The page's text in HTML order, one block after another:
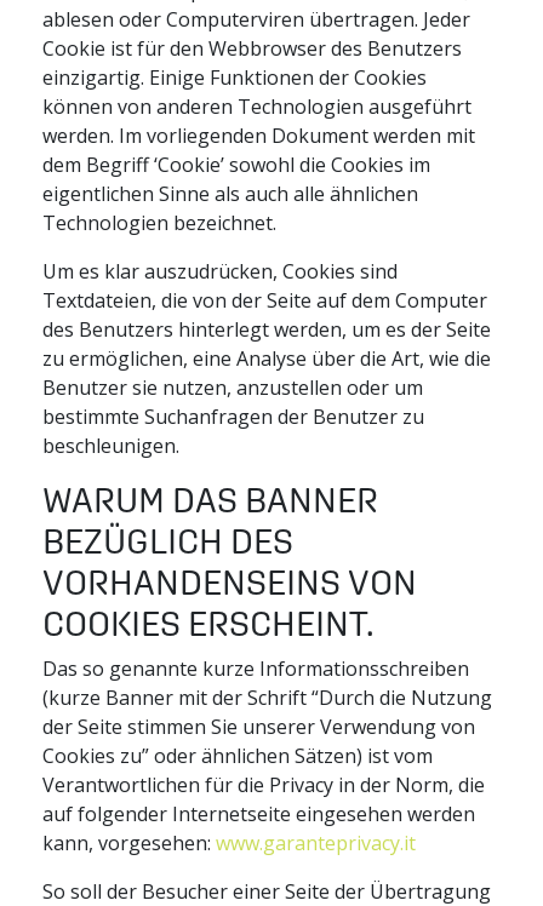
ablesen oder Computerviren übertragen. Jeder
Cookie ist für den Webbrowser des Benutzers
einzigartig. Einige Funktionen der Cookies
können von anderen Technologien ausgeführt
werden. Im vorliegenden Dokument werden mit
dem Begriff ‘Cookie’ sowohl die Cookies im
eigentlichen Sinne als auch alle ähnlichen
Technologien bezeichnet.
Um es klar auszudrücken, Cookies sind
Textdateien, die von der Seite auf dem Computer
des Benutzers hinterlegt werden, um es der Seite
zu ermöglichen, eine Analyse über die Art, wie die
Benutzer sie nutzen, anzustellen oder um
bestimmte Suchanfragen der Benutzer zu
beschleunigen.
WARUM DAS BANNER
BEZÜGLICH DES
VORHANDENSEINS VON
COOKIES ERSCHEINT.
Das so genannte kurze Informationsschreiben
(kurze Banner mit der Schrift “Durch die Nutzung
der Seite stimmen Sie unserer Verwendung von
Cookies zu” oder ähnlichen Sätzen) ist vom
Verantwortlichen für die Privacy in der Norm, die
auf folgender Internetseite eingesehen werden
kann, vorgesehen: www.garanteprivacy.it
So soll der Besucher einer Seite der Übertragung